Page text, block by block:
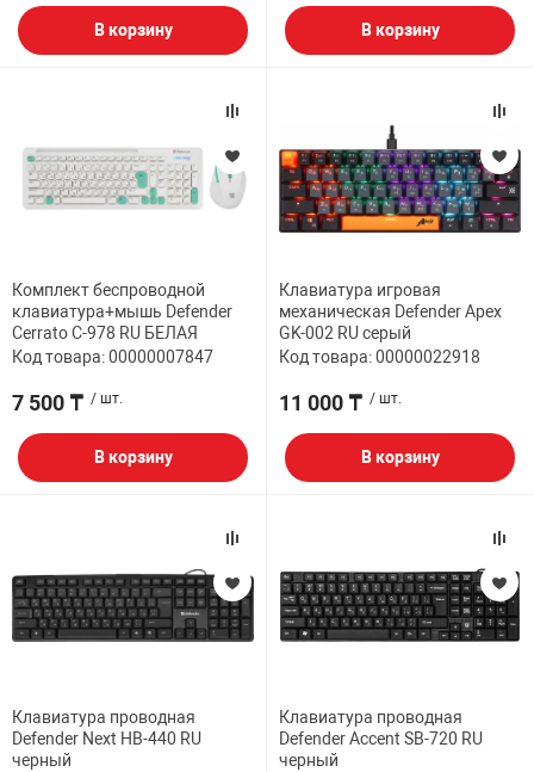
В корзину В корзину
Комплект беспроводной
клавиатура+мышь Defender
Cerrato C-978 RU БЕЛАЯ
Код товара: 00000007847
7 500 ₸ / шт.
В корзину
Клавиатура игровая
механическая Defender Apex
GK-002 RU серый
Код товара: 00000022918
11 000 ₸ / шт.
В корзину
Клавиатура проводная
Defender Next HB-440 RU
черный
Клавиатура проводная
Defender Accent SB-720 RU
черный